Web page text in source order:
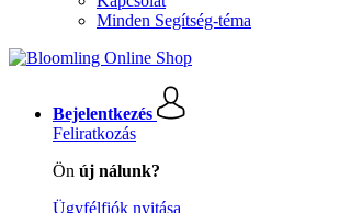
Minden Segítség-téma
Bejelentkezés
Feliratkozás
Ön új nálunk?
Ügyfélfiók nyitása